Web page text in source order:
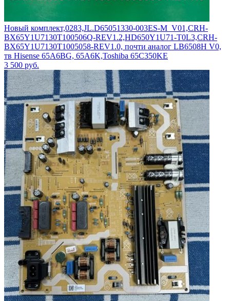
Новый комплект,0283,JL.D65051330-003ES-M_V01,CRH-
BX65Y1U7130T100506Q-REV1.2,HD650Y1U71-T0L3,CRH-
BX65Y1U7130T1005058-REV1.0, почти аналог LB6508H V0,
тв Hisense 65A6BG, 65A6K,Toshiba 65C350KE
3 500 руб.